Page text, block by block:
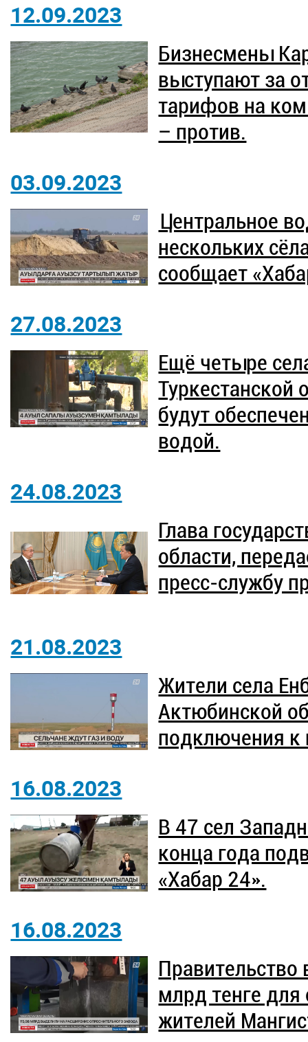
12.09.2023
Бизнесмены
выступают за
тарифов на
– против.
03.09.2023
Центральное
нескольких
сообщает
27.08.2023
Ещё четыре
Туркестанской
будут
водой.
24.08.2023
Глава
области,
пресс-службу
21.08.2023
Жители села
Актюбинской
подключения к
16.08.2023
В 47 сел
конца года
«Хабар 24».
16.08.2023
млрд тенге для
жителей